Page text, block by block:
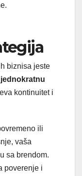
biznisa jeste
kontinuitet i
ili
vaša
sa brendom.
poverenje i